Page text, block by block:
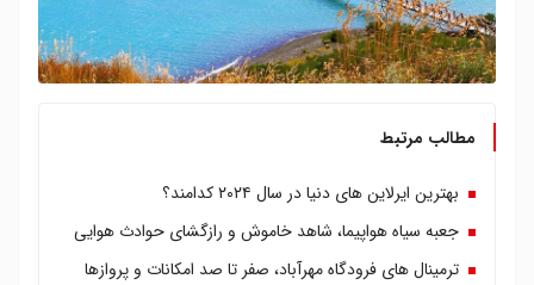
مطالب مرتبط
بهترین ایرلاین های دنیا در سال ۲۰۲۴ کدامند؟
جعبه سیاه هواپیما، شاهد خاموش و رازگشای حوادث هوایی
ترمینال های فرودگاه مهرآباد، صفر تا صد امکانات و پروازها